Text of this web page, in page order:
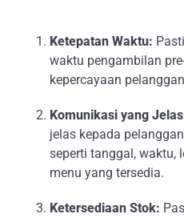
Ketepatan Waktu:
waktu pengambilan
kepercayaan
Komunikasi yang
jelas kepada
seperti tanggal, waktu,
menu yang tersedia.
Ketersediaan Stok: